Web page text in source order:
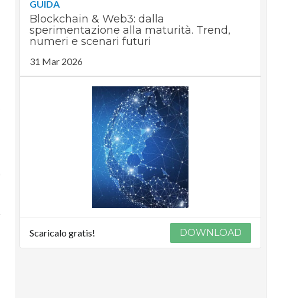
GUIDA
Blockchain & Web3: dalla
sperimentazione alla maturità. Trend,
numeri e scenari futuri
31 Mar 2026
Scaricalo gratis! DOWNLOAD